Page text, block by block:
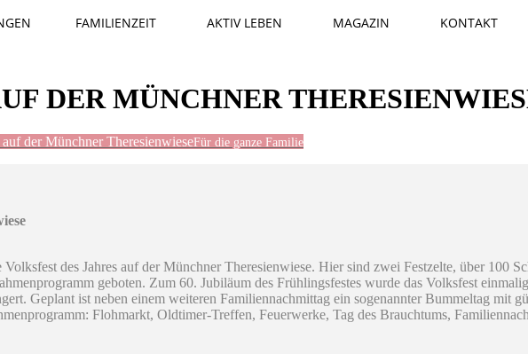
FAMILIENZEIT AKTIV LEBEN MAGAZIN KONTAKT
DER MÜNCHNER
der Münchner TheresienwieseFür die ganze Familie
des Jahres auf der Münchner Theresienwiese. Hier sind zwei Festzelte, über 100
geboten. Zum 60. Jubiläum des Frühlingsfestes wurde das Volksfest
Geplant ist neben einem weiteren Familiennachmittag ein sogenannter Bummeltag mit
Flohmarkt, Oldtimer-Treffen, Feuerwerke, Tag des Brauchtums,